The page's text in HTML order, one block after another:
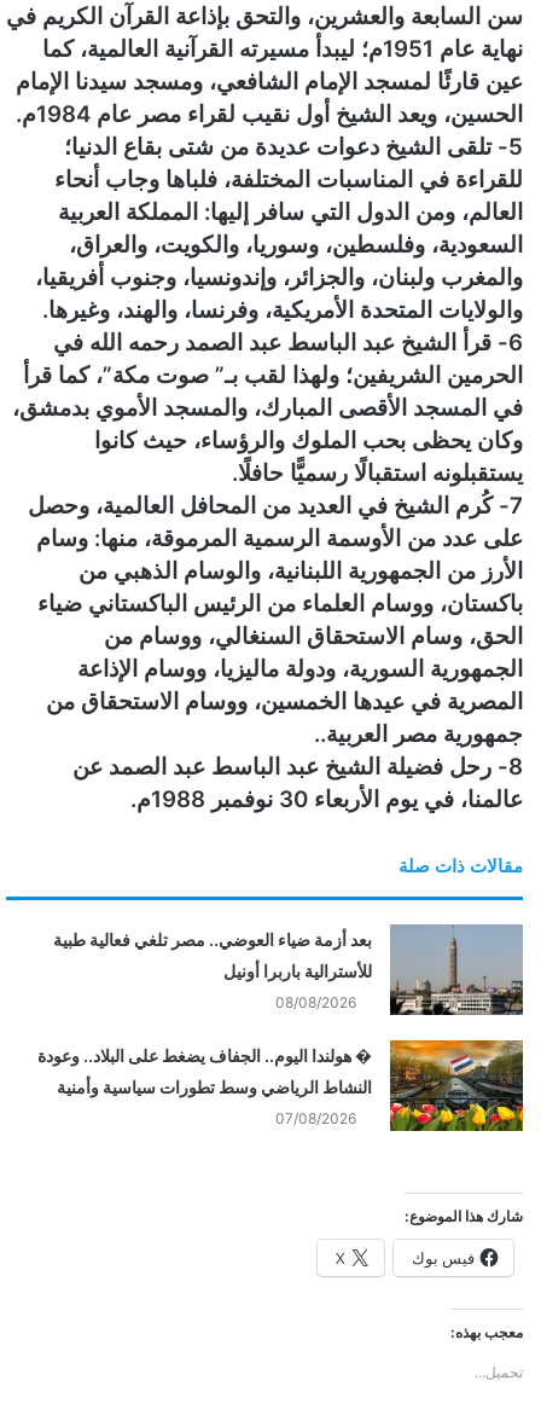
سن السابعة والعشرين، والتحق بإذاعة القرآن الكريم في
نهاية عام 1951م؛ ليبدأ مسيرته القرآنية العالمية، كما
عين قارئًا لمسجد الإمام الشافعي، ومسجد سيدنا الإمام
الحسين، ويعد الشيخ أول نقيب لقراء مصر عام 1984م.
5- تلقى الشيخ دعوات عديدة من شتى بقاع الدنيا؛
للقراءة في المناسبات المختلفة، فلباها وجاب أنحاء
العالم، ومن الدول التي سافر إليها: المملكة العربية
السعودية، وفلسطين، وسوريا، والكويت، والعراق،
والمغرب ولبنان، والجزائر، وإندونسيا، وجنوب أفريقيا،
والولايات المتحدة الأمريكية، وفرنسا، والهند، وغيرها.
6- قرأ الشيخ عبد الباسط عبد الصمد رحمه الله في
الحرمين الشريفين؛ ولهذا لقب بـ” صوت مكة”، كما قرأ
في المسجد الأقصى المبارك، والمسجد الأموي بدمشق،
وكان يحظى بحب الملوك والرؤساء، حيث كانوا
يستقبلونه استقبالًا رسميًّا حافلًا.
7- كُرم الشيخ في العديد من المحافل العالمية، وحصل
على عدد من الأوسمة الرسمية المرموقة، منها: وسام
الأرز من الجمهورية اللبنانية، والوسام الذهبي من
باكستان، ووسام العلماء من الرئيس الباكستاني ضياء
الحق، وسام الاستحقاق السنغالي، ووسام من
الجمهورية السورية، ودولة ماليزيا، ووسام الإذاعة
المصرية في عيدها الخمسين، ووسام الاستحقاق من
جمهورية مصر العربية..
8- رحل فضيلة الشيخ عبد الباسط عبد الصمد عن
عالمنا، في يوم الأربعاء 30 نوفمبر 1988م.
مقالات ذات صلة
بعد أزمة ضياء العوضي.. مصر تلغي فعالية طبية
للأسترالية باربرا أونيل
08/08/2026
� هولندا اليوم.. الجفاف يضغط على البلاد.. وعودة
النشاط الرياضي وسط تطورات سياسية وأمنية
07/08/2026
شارك هذا الموضوع:
فيس بوك X
معجب بهذه:
تحميل...